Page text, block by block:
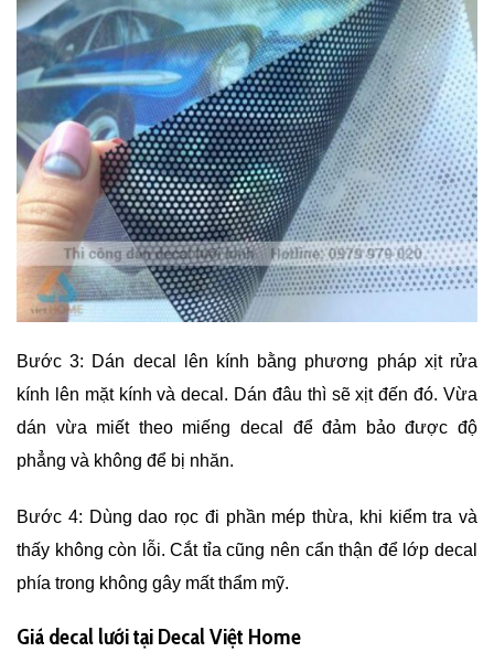
Bước 3: Dán decal lên kính bằng phương pháp xịt rửa
kính lên mặt kính và decal. Dán đâu thì sẽ xịt đến đó. Vừa
dán vừa miết theo miếng decal để đảm bảo được độ
phẳng và không để bị nhăn.
Bước 4: Dùng dao rọc đi phần mép thừa, khi kiểm tra và
thấy không còn lỗi. Cắt tỉa cũng nên cẩn thận để lớp decal
phía trong không gây mất thẩm mỹ.
Giá decal lưới tại Decal Việt Home